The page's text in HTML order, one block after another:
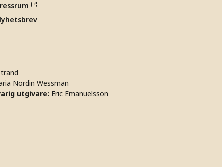
Nordin Wessman
utgivare: Eric Emanuelsson